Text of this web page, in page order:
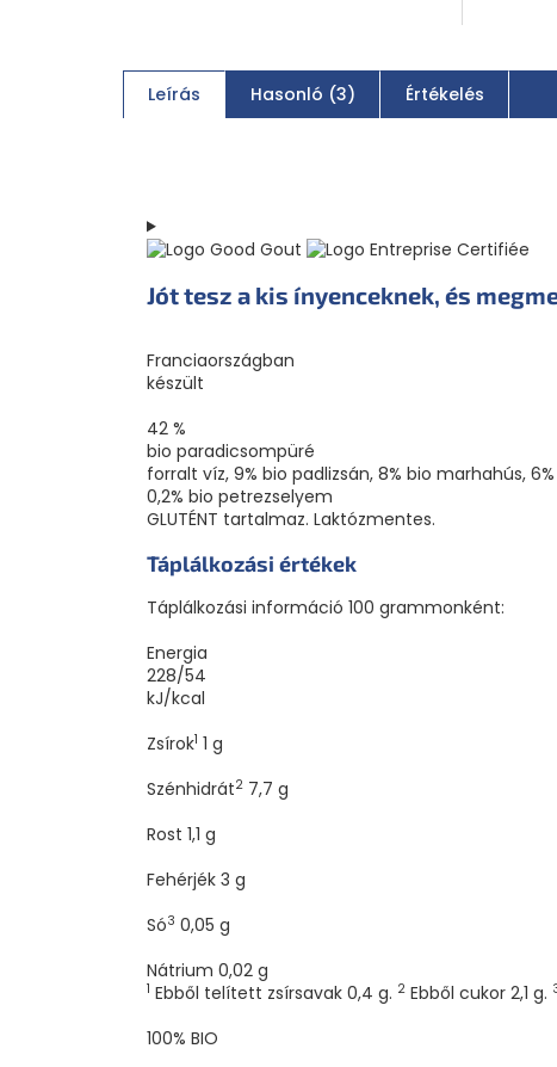
Leírás Hasonló (3) Értékelés
Jót tesz a kis ínyenceknek, és
Franciaországban
készült
42 %
bio paradicsompüré
forralt víz, 9% bio padlizsán, 8% bio marhahús,
0,2% bio petrezselyem
GLUTÉNT tartalmaz. Laktózmentes.
Táplálkozási értékek
Táplálkozási információ 100 grammonként:
Energia
228/54
kJ/kcal
Zsírok1 1 g
Szénhidrát2 7,7 g
Rost 1,1 g
Fehérjék 3 g
Só3 0,05 g
Nátrium 0,02 g
1 Ebből telített zsírsavak 0,4 g. 2 Ebből cukor 2,1 g.
100% BIO